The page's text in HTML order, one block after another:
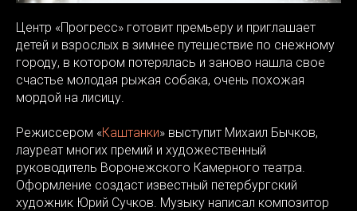
Центр «Прогресс» готовит премьеру и приглашает
детей и взрослых в зимнее путешествие по снежному
городу, в котором потерялась и заново нашла свое
счастье молодая рыжая собака, очень похожая
мордой на лисицу.
Режиссером «Каштанки» выступит Михаил Бычков,
лауреат многих премий и художественный
руководитель Воронежского Камерного театра.
Оформление создаст известный петербургский
художник Юрий Сучков. Музыку написал композитор